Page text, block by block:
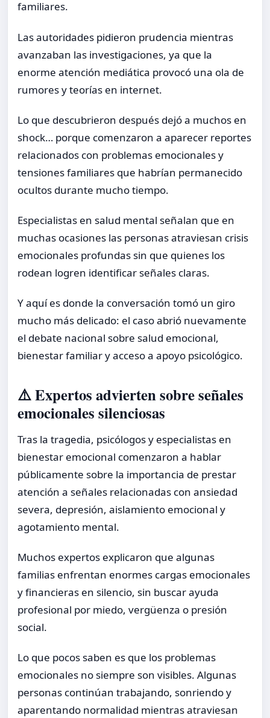
familiares.
Las autoridades pidieron prudencia mientras
avanzaban las investigaciones, ya que la
enorme atención mediática provocó una ola de
rumores y teorías en internet.
Lo que descubrieron después dejó a muchos en
shock… porque comenzaron a aparecer reportes
relacionados con problemas emocionales y
tensiones familiares que habrían permanecido
ocultos durante mucho tiempo.
Especialistas en salud mental señalan que en
muchas ocasiones las personas atraviesan crisis
emocionales profundas sin que quienes los
rodean logren identificar señales claras.
Y aquí es donde la conversación tomó un giro
mucho más delicado: el caso abrió nuevamente
el debate nacional sobre salud emocional,
bienestar familiar y acceso a apoyo psicológico.
⚠️ Expertos advierten sobre señales
emocionales silenciosas
Tras la tragedia, psicólogos y especialistas en
bienestar emocional comenzaron a hablar
públicamente sobre la importancia de prestar
atención a señales relacionadas con ansiedad
severa, depresión, aislamiento emocional y
agotamiento mental.
Muchos expertos explicaron que algunas
familias enfrentan enormes cargas emocionales
y financieras en silencio, sin buscar ayuda
profesional por miedo, vergüenza o presión
social.
Lo que pocos saben es que los problemas
emocionales no siempre son visibles. Algunas
personas continúan trabajando, sonriendo y
aparentando normalidad mientras atraviesan